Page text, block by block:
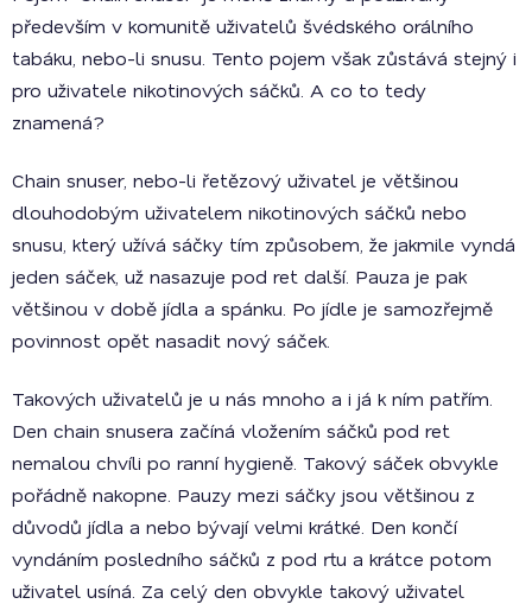
především v komunitě uživatelů švédského orálního
tabáku, nebo-li snusu. Tento pojem však zůstává stejný i
pro uživatele nikotinových sáčků. A co to tedy
znamená?
Chain snuser, nebo-li řetězový uživatel je většinou
dlouhodobým uživatelem nikotinových sáčků nebo
snusu, který užívá sáčky tím způsobem, že jakmile vyndá
jeden sáček, už nasazuje pod ret další. Pauza je pak
většinou v době jídla a spánku. Po jídle je samozřejmě
povinnost opět nasadit nový sáček.
Takových uživatelů je u nás mnoho a i já k ním patřím.
Den chain snusera začíná vložením sáčků pod ret
nemalou chvíli po ranní hygieně. Takový sáček obvykle
pořádně nakopne. Pauzy mezi sáčky jsou většinou z
důvodů jídla a nebo bývají velmi krátké. Den končí
vyndáním posledního sáčků z pod rtu a krátce potom
uživatel usíná. Za celý den obvykle takový uživatel